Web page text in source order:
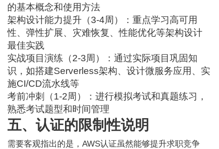
的基本概念和使用方法
架构设计能力提升（3-4周）：重点学习高可用
性、弹性扩展、灾难恢复、性能优化等架构设计
最佳实践
实战项目演练（2-3周）：通过实际项目巩固知
识，如搭建Serverless架构、设计微服务应用、实
施CI/CD流水线等
考前冲刺（1-2周）：进行模拟考试和真题练习，
熟悉考试题型和时间管理
五、认证的限制性说明
需要客观指出的是，AWS认证虽然能够提升求职竞争